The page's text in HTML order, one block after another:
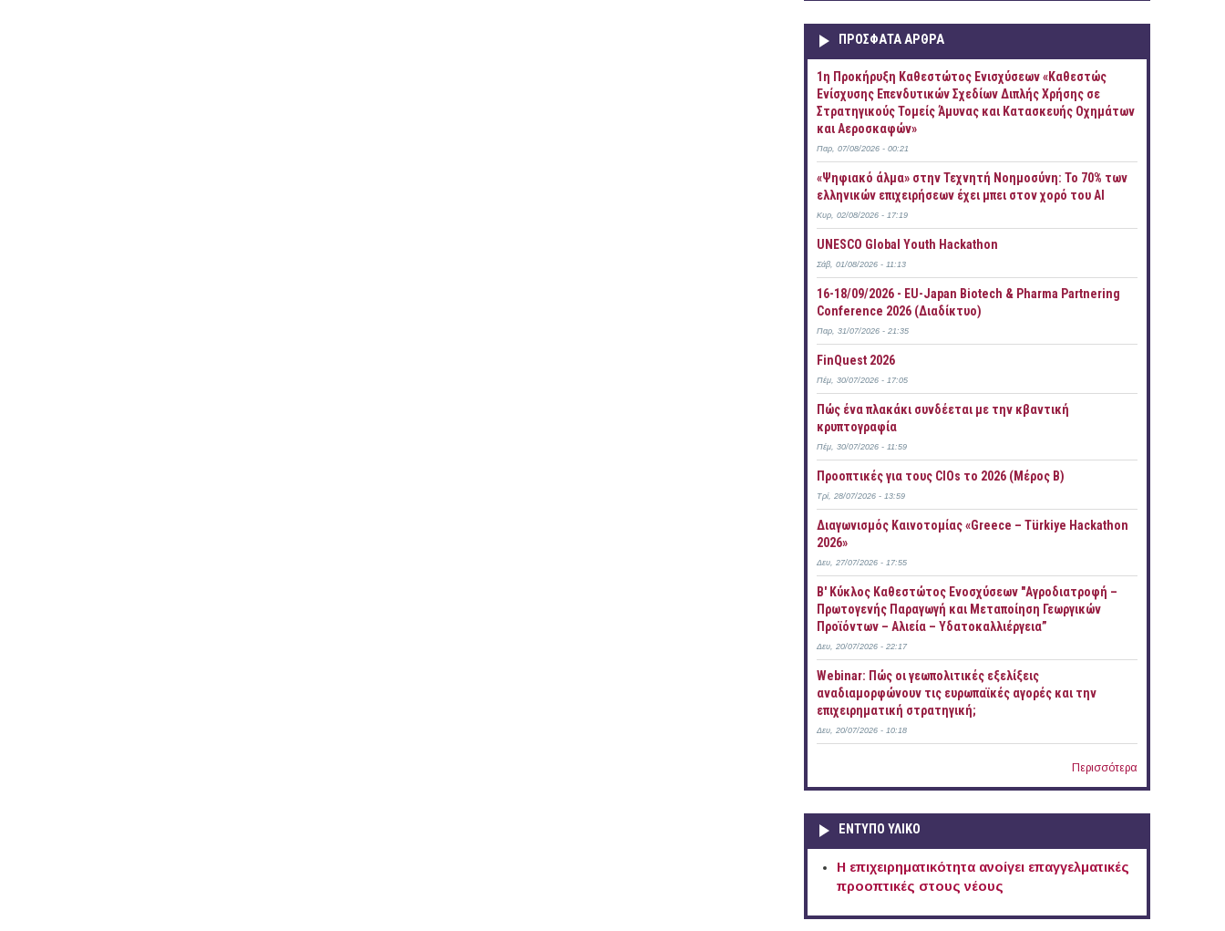
ΠΡOΣΦΑΤΑ AΡΘΡΑ
1η Προκήρυξη Καθεστώτος Ενισχύσεων «Καθεστώς
Ενίσχυσης Επενδυτικών Σχεδίων Διπλής Χρήσης σε
Στρατηγικούς Τομείς Άμυνας και Κατασκευής Οχημάτων
και Αεροσκαφών»
Παρ, 07/08/2026 - 00:21
«Ψηφιακό άλμα» στην Τεχνητή Νοημοσύνη: Το 70% των
ελληνικών επιχειρήσεων έχει μπει στον χορό του AI
Κυρ, 02/08/2026 - 17:19
UNESCO Global Youth Hackathon
Σάβ, 01/08/2026 - 11:13
16-18/09/2026 - EU-Japan Biotech & Pharma Partnering
Conference 2026 (Διαδίκτυο)
Παρ, 31/07/2026 - 21:35
FinQuest 2026
Πέμ, 30/07/2026 - 17:05
Πώς ένα πλακάκι συνδέεται με την κβαντική
κρυπτογραφία
Πέμ, 30/07/2026 - 11:59
Προοπτικές για τους CIOs το 2026 (Μέρος Β)
Τρί, 28/07/2026 - 13:59
Διαγωνισμός Καινοτομίας «Greece – Türkiye Hackathon
2026»
Δευ, 27/07/2026 - 17:55
B' Κύκλος Καθεστώτος Ενοσχύσεων "Αγροδιατροφή –
Πρωτογενής Παραγωγή και Μεταποίηση Γεωργικών
Προϊόντων – Αλιεία – Υδατοκαλλιέργεια”
Δευ, 20/07/2026 - 22:17
Webinar: Πώς οι γεωπολιτικές εξελίξεις
αναδιαμορφώνουν τις ευρωπαϊκές αγορές και την
επιχειρηματική στρατηγική;
Δευ, 20/07/2026 - 10:18
Περισσότερα
ΕΝΤΥΠΟ ΥΛΙΚΟ
Η επιχειρηματικότητα ανοίγει επαγγελματικές
προοπτικές στους νέους